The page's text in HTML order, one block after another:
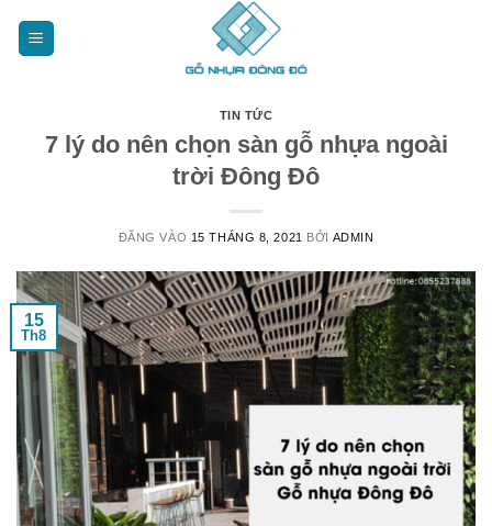
TIN TỨC
7 lý do nên chọn sàn gỗ nhựa ngoài
trời Đông Đô
ĐĂNG VÀO 15 THÁNG 8, 2021 BỞI ADMIN
15
Th8